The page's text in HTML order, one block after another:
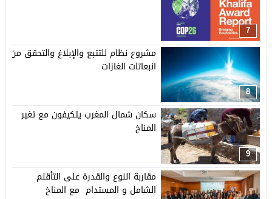
7
8
مشروع نظام للتتبع والإبلاغ والتحقق من
انبعاثات الغازات
9
سكان شمال المغرب يتكيفون مع تغير
المناخ
مقاربة النوع والقدرة على التأقلم
الشامل و المستدام مع المناخ